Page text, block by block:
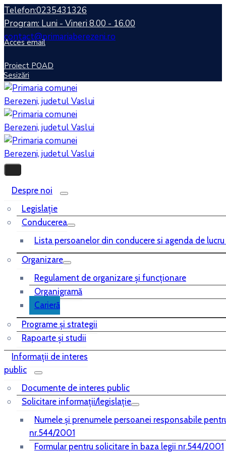
Telefon:0235431326
Program: Luni - Vineri 8.00 - 16.00
contact@primariaberezeni.ro
Acces email
Proiect POAD
Sesizări
Despre noi
Legislaţie
Conducerea
Lista persoanelor din conducere si agenda de
Organizare
Regulament de organizare și funcționare
Organigramă
Carieră
Programe și strategii
Rapoarte și studii
Informații de interes
public
Documente de interes public
Solicitare informații/legislație
Numele și prenumele persoanei responsabile
nr.544/2001
Formular pentru solicitare în baza legii nr.544/2001